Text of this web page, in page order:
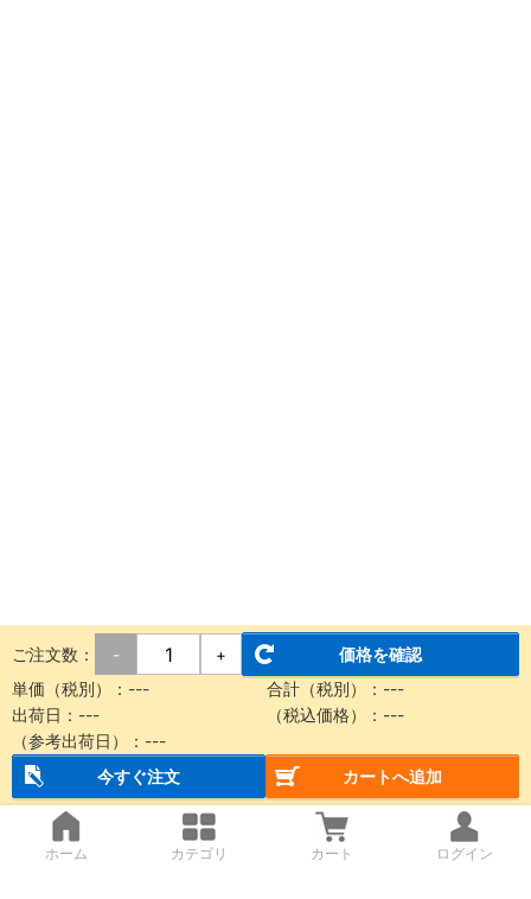
ご注文数： - +
価格を確認
単価（税別）： --- 合計（税別）： ---
出荷日： --- （税込価格）： ---
（参考出荷日）： ---
今すぐ注文
カートへ追加
ホーム カテゴリ カート ログイン